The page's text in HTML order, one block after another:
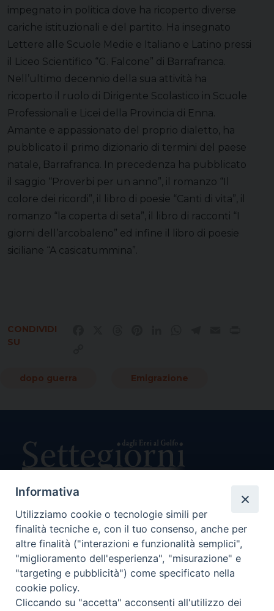
impegnato in politica dove ha ricoperto diverse
cariche istituzionali e del partito. Ha insegnato
Lettere alle Scuole Medie e Italiano e Latino pressi
il Liceo Scientifico “G. Falcone” di Barrafranca.
Nell’ultimo decennio della sua attività ha
ricoperto il ruolo di Dirigente Scolastico in Scuole
Professionali e Licei della Provincia di Enna.
Amante e appassionato del proprio dialetto, ha
pubblicato il primo dizionario di termini del paese
natale, Barrafranca. In precedenza ha pubblicato
il saggio “Proverbi per un anno”, il romanzo “Il
colore dei ricordi”, il libro di poesie “Canti di vita”, il
romanzo “la coperta di seta”, il libro di racconti “I
giorni dell’arcobaleno” ed infine il libro di poesie
siciliane “A casicatummina”.
CONDIVIDI
SU
dopo guerra Emigrazione
Direttore Responsabile Giuseppe Rabita
Direttore Amministrativo Salvatore Bruno
Editore e Proprietà Opera di Religione della Diocesi di Piazza
Armerina,
Via Cammarata, 21 – Piazza Armerina
P. I. 01121870867
Autorizzazione Tribunale di Enna n. 113 del 24/2/2007
Informativa
Utilizziamo cookie o tecnologie simili per
finalità tecniche e, con il tuo consenso, anche per
altre finalità ("interazioni e funzionalità semplici",
"miglioramento dell'esperienza", "misurazione" e
"targeting e pubblicità") come specificato nella
cookie policy.
Cliccando su "accetta" acconsenti all'utilizzo dei